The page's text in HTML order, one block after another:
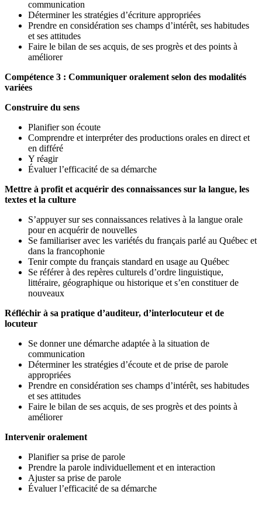
communication
Déterminer les stratégies d’écriture appropriées
Prendre en considération ses champs d’intérêt, ses habitudes
et ses attitudes
Faire le bilan de ses acquis, de ses progrès et des points à
améliorer
Compétence 3 : Communiquer oralement selon des modalités
variées
Construire du sens
Planifier son écoute
Comprendre et interpréter des productions orales en direct et
en différé
Y réagir
Évaluer l’efficacité de sa démarche
Mettre à profit et acquérir des connaissances sur la langue, les
textes et la culture
S’appuyer sur ses connaissances relatives à la langue orale
pour en acquérir de nouvelles
Se familiariser avec les variétés du français parlé au Québec et
dans la francophonie
Tenir compte du français standard en usage au Québec
Se référer à des repères culturels d’ordre linguistique,
littéraire, géographique ou historique et s’en constituer de
nouveaux
Réfléchir à sa pratique d’auditeur, d’interlocuteur et de
locuteur
Se donner une démarche adaptée à la situation de
communication
Déterminer les stratégies d’écoute et de prise de parole
appropriées
Prendre en considération ses champs d’intérêt, ses habitudes
et ses attitudes
Faire le bilan de ses acquis, de ses progrès et des points à
améliorer
Intervenir oralement
Planifier sa prise de parole
Prendre la parole individuellement et en interaction
Ajuster sa prise de parole
Évaluer l’efficacité de sa démarche